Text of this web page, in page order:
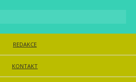
REDAKCE
KONTAKT